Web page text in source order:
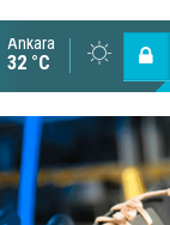
Cottonhill
Ankara
32 °C